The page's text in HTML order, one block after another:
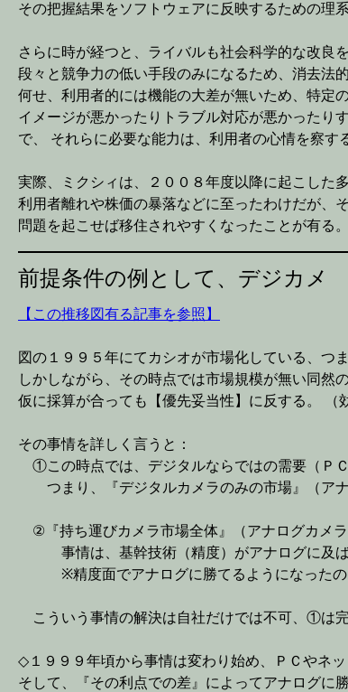
その把握結果をソフトウェアに反映するための理
さらに時が経つと、ライバルも社会科学的な改良
段々と競争力の低い手段のみになるため、消去法
何せ、利用者的には機能の大差が無いため、特定
イメージが悪かったりトラブル対応が悪かったり
で、 それらに必要な能力は、利用者の心情を察す
実際、ミクシィは、２００８年度以降に起こした
利用者離れや株価の暴落などに至ったわけだが、
問題を起こせば移住されやすくなったことが有る。
前提条件の例として、デジカメ
【この推移図有る記事を参照】
図の１９９５年にてカシオが市場化している、つ
しかしながら、その時点では市場規模が無い同然
仮に採算が合っても【優先妥当性】に反する。
その事情を詳しく言うと：
①この時点では、デジタルならではの需要（Ｐ
つまり、『デジタルカメラのみの市場』（アナ
②『持ち運びカメラ市場全体』（アナログカメ
事情は、基幹技術（精度）がアナログに及ば
※精度面でアナログに勝てるようになったの
こういう事情の解決は自社だけでは不可、①は
◇１９９９年頃から事情は変わり始め、ＰＣやネ
そして、『その利点での差』によってアナログに